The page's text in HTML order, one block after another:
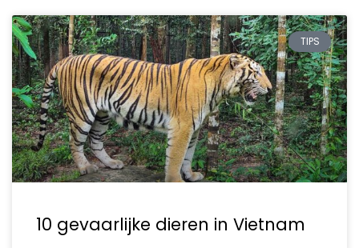
TIPS
10 gevaarlijke dieren in Vietnam